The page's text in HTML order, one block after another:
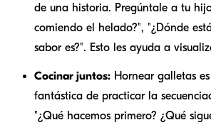
de una historia. Pregúntale a tu
comiendo el helado?", "¿Dónde
sabor es?". Esto les ayuda a
Cocinar juntos: Hornear galletas
fantástica de practicar la
"¿Qué hacemos primero? ¿Qué